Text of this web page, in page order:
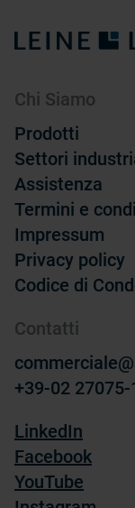
Chi Siamo
Prodotti
Settori
Assistenza
Termini e
Impressum
Privacy policy
Codice di
Contatti
+39-02 27075-
LinkedIn
Facebook
YouTube